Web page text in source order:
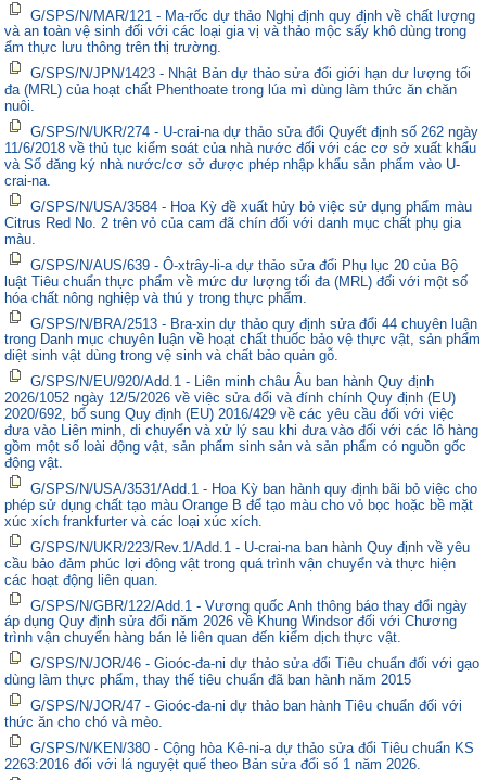
G/SPS/N/MAR/121 - Ma-rốc dự thảo Nghị định quy định về chất lượng
và an toàn vệ sinh đối với các loại gia vị và thảo mộc sấy khô dùng trong
ẩm thực lưu thông trên thị trường.
G/SPS/N/JPN/1423 - Nhật Bản dự thảo sửa đổi giới hạn dư lượng tối
đa (MRL) của hoạt chất Phenthoate trong lúa mì dùng làm thức ăn chăn
nuôi.
G/SPS/N/UKR/274 - U-crai-na dự thảo sửa đổi Quyết định số 262 ngày
11/6/2018 về thủ tục kiểm soát của nhà nước đối với các cơ sở xuất khẩu
và Sổ đăng ký nhà nước/cơ sở được phép nhập khẩu sản phẩm vào U-
crai-na.
G/SPS/N/USA/3584 - Hoa Kỳ đề xuất hủy bỏ việc sử dụng phẩm màu
Citrus Red No. 2 trên vỏ của cam đã chín đối với danh mục chất phụ gia
màu.
G/SPS/N/AUS/639 - Ô-xtrây-li-a dự thảo sửa đổi Phụ lục 20 của Bộ
luật Tiêu chuẩn thực phẩm về mức dư lượng tối đa (MRL) đối với một số
hóa chất nông nghiệp và thú y trong thực phẩm.
G/SPS/N/BRA/2513 - Bra-xin dự thảo quy định sửa đổi 44 chuyên luận
trong Danh mục chuyên luận về hoạt chất thuốc bảo vệ thực vật, sản phẩm
diệt sinh vật dùng trong vệ sinh và chất bảo quản gỗ.
G/SPS/N/EU/920/Add.1 - Liên minh châu Âu ban hành Quy định
2026/1052 ngày 12/5/2026 về việc sửa đổi và đính chính Quy định (EU)
2020/692, bổ sung Quy định (EU) 2016/429 về các yêu cầu đối với việc
đưa vào Liên minh, di chuyển và xử lý sau khi đưa vào đối với các lô hàng
gồm một số loài động vật, sản phẩm sinh sản và sản phẩm có nguồn gốc
động vật.
G/SPS/N/USA/3531/Add.1 - Hoa Kỳ ban hành quy định bãi bỏ việc cho
phép sử dụng chất tạo màu Orange B để tạo màu cho vỏ bọc hoặc bề mặt
xúc xích frankfurter và các loại xúc xích.
G/SPS/N/UKR/223/Rev.1/Add.1 - U-crai-na ban hành Quy định về yêu
cầu bảo đảm phúc lợi động vật trong quá trình vận chuyển và thực hiện
các hoạt động liên quan.
G/SPS/N/GBR/122/Add.1 - Vương quốc Anh thông báo thay đổi ngày
áp dụng Quy định sửa đổi năm 2026 về Khung Windsor đối với Chương
trình vận chuyển hàng bán lẻ liên quan đến kiểm dịch thực vật.
G/SPS/N/JOR/46 - Gioóc-đa-ni dự thảo sửa đổi Tiêu chuẩn đối với gạo
dùng làm thực phẩm, thay thế tiêu chuẩn đã ban hành năm 2015
G/SPS/N/JOR/47 - Gioóc-đa-ni dự thảo ban hành Tiêu chuẩn đối với
thức ăn cho chó và mèo.
G/SPS/N/KEN/380 - Cộng hòa Kê-ni-a dự thảo sửa đổi Tiêu chuẩn KS
2263:2016 đối với lá nguyệt quế theo Bản sửa đổi số 1 năm 2026.